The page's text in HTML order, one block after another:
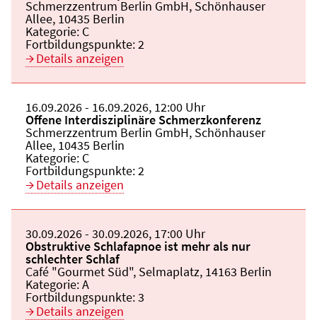
Veranstaltungsort:
Schmerzzentrum Berlin GmbH, Schönhauser
Allee, 10435 Berlin
Kategorie: C
Fortbildungspunkte:2
Details anzeigen
Beginn:
16.09.2026Ende und Anfangszeit:
- 16.09.2026, 12:00 Uhr
Veranstaltungstitel:
Offene Interdisziplinäre Schmerzkonferenz
Veranstaltungsort:
Schmerzzentrum Berlin GmbH, Schönhauser
Allee, 10435 Berlin
Kategorie: C
Fortbildungspunkte:2
Details anzeigen
Beginn:
30.09.2026Ende und Anfangszeit:
- 30.09.2026, 17:00 Uhr
Veranstaltungstitel:
Obstruktive Schlafapnoe ist mehr als nur
schlechter Schlaf
Veranstaltungsort:
Café "Gourmet Süd", Selmaplatz, 14163 Berlin
Kategorie:A
Fortbildungspunkte:3
Details anzeigen